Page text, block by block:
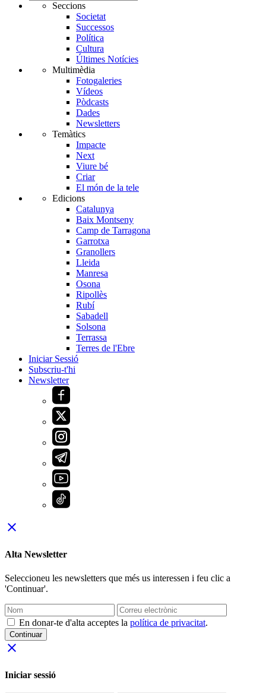
Seccions
Societat
Successos
Política
Cultura
Últimes Notícies
Multimèdia
Fotogaleries
Vídeos
Pòdcasts
Dades
Newsletters
Temàtics
Impacte
Next
Viure bé
Criar
El món de la tele
Edicions
Catalunya
Baix Montseny
Camp de Tarragona
Garrotxa
Granollers
Lleida
Manresa
Osona
Ripollès
Rubí
Sabadell
Solsona
Terrassa
Terres de l'Ebre
Iniciar Sessió
Subscriu-t'hi
Newsletter
close
Alta Newsletter
Seleccioneu les newsletters que més us interessen i feu clic a
'Continuar'.
En donar-te d'alta acceptes la política de privacitat.
Continuar
close
Iniciar sessió